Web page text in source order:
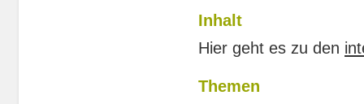
Inhalt
Hier geht es zu den
Themen